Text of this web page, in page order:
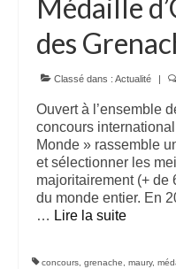
doux 2010
Le Secret des
doux 2013
Le Secret des
doux 2014
Boutique
Médaille
des
Classé dans : Actualité
Ouvert à l’ensemble
concours
Monde » rassemble
et sélectionner les
majoritairement (+ de
du monde entier. En
… Lire la suite­­
concours, grenache, maury,